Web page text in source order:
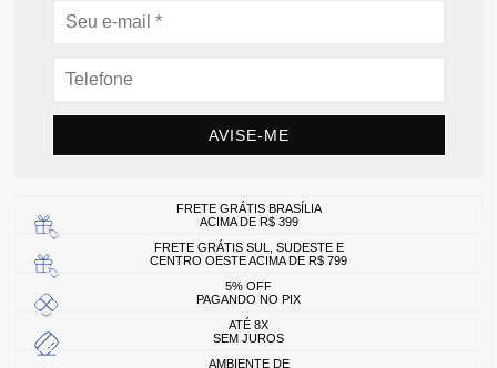
AVISE-ME
FRETE GRÁTIS BRASÍLIA
ACIMA DE R$ 399
FRETE GRÁTIS SUL, SUDESTE E
CENTRO OESTE ACIMA DE R$ 799
5% OFF
PAGANDO NO PIX
ATÉ 8X
SEM JUROS
AMBIENTE DE